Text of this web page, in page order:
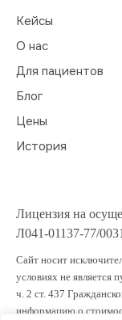
Кейсы
О нас
Для пациентов
Блог
Цены
История
Лицензия на
Л041-01137-77/
Сайт носит
условиях не является
ч. 2 ст. 437
информацию о